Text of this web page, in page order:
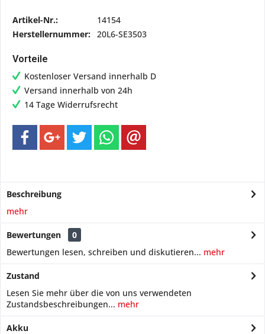
Artikel-Nr.:
14154
Herstellernummer: 20L6-SE3503
Vorteile
Kostenloser Versand innerhalb D
Versand innerhalb von 24h
14 Tage Widerrufsrecht
Beschreibung
mehr
Bewertungen
0
Bewertungen lesen, schreiben und diskutieren... mehr
Zustand
Lesen Sie mehr über die von uns verwendeten
Zustandsbeschreibungen... mehr
Akku